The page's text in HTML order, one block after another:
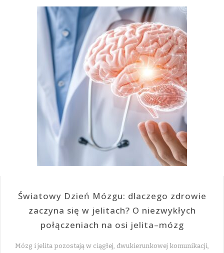
Światowy Dzień Mózgu: dlaczego zdrowie
zaczyna się w jelitach? O niezwykłych
połączeniach na osi jelita–mózg
Mózg i jelita pozostają w ciągłej, dwukierunkowej komunikacji,